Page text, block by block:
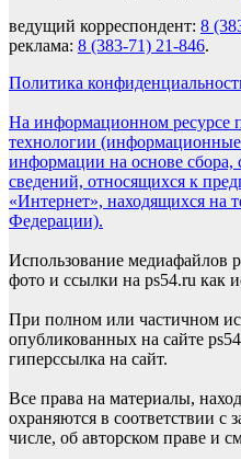
ведущий корреспондент: 8
реклама: 8 (383-71) 21-846.
Политика
На информационном ресурсе
технологии
информации на основе сбора,
сведений, относящихся к
«Интернет», находящихся на
Федерации).
Использование медиафайлов
фото и ссылки на ps54.ru как
При полном или частичном
опубликованных на сайте
гиперссылка на сайт.
Все права на материалы,
охраняются в соответствии с
числе, об авторском праве и